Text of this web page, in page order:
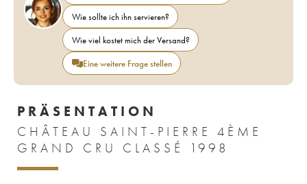
Wie sollte ich ihn servieren?
Wie viel kostet mich der Versand?
Eine weitere Frage stellen
PRÄSENTATION
CHÂTEAU SAINT-PIERRE 4ÈME
GRAND CRU CLASSÉ 1998